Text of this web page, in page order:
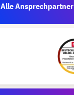
Alle Ansprechpartner